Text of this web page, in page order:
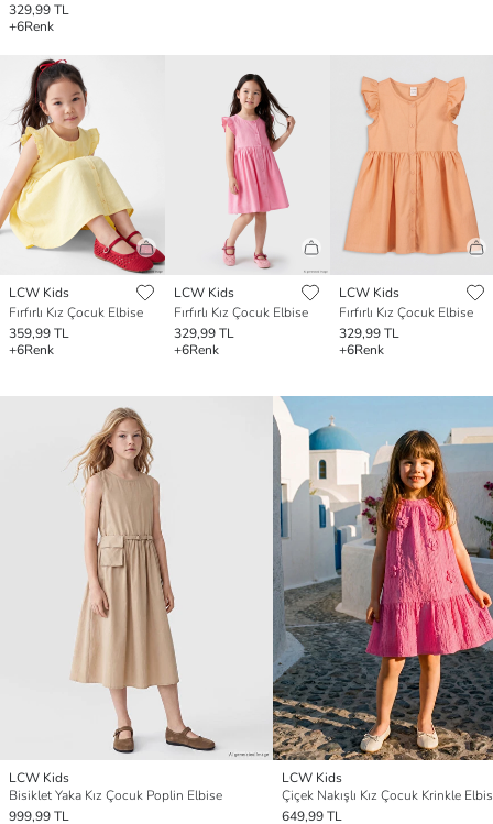
329,99 TL
+6Renk
LCW Kids
Fırfırlı Kız Çocuk Elbise
359,99 TL
+6Renk
LCW Kids
Fırfırlı Kız Çocuk Elbise
329,99 TL
+6Renk
LCW Kids
Fırfırlı Kız Çocuk Elbise
329,99 TL
+6Renk
LCW Kids
Bisiklet Yaka Kız Çocuk Poplin Elbise
999,99 TL
LCW Kids
Çiçek Nakışlı Kız Çocuk Krinkle
649,99 TL